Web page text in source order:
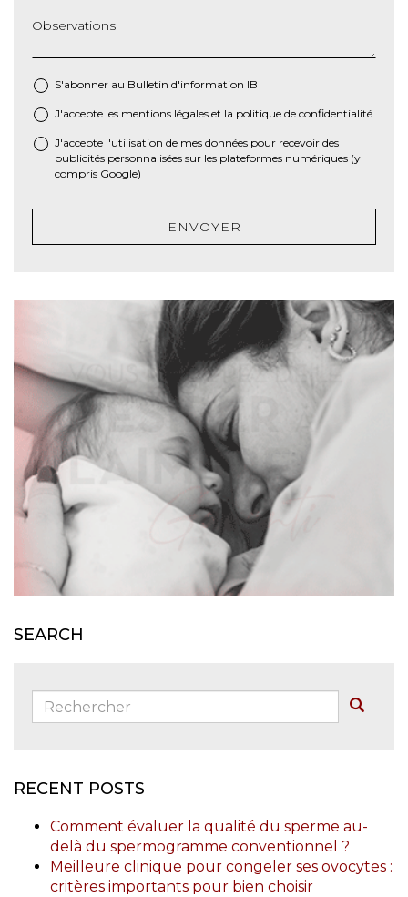
Observations
S'abonner au Bulletin d'information IB
* J'accepte les mentions légales et la politique de confidentialité
J'accepte l'utilisation de mes données pour recevoir des
publicités personnalisées sur les plateformes numériques (y
compris Google)
ENVOYER
SEARCH
Rechercher:
RECENT POSTS
Comment évaluer la qualité du sperme au-
delà du spermogramme conventionnel ?
Meilleure clinique pour congeler ses ovocytes :
critères importants pour bien choisir